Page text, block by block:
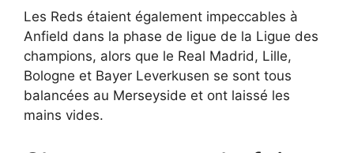
Les Reds étaient également impeccables à
Anfield dans la phase de ligue de la Ligue des
champions, alors que le Real Madrid, Lille,
Bologne et Bayer Leverkusen se sont tous
balancées au Merseyside et ont laissé les
mains vides.